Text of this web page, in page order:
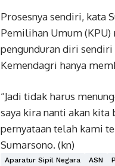
Prosesnya sendiri, kata
Pemilihan Umum (KPU)
pengunduran diri
Kemendagri hanya
“Jadi tidak harus
saya kira nanti akan kita
pernyataan telah kami
Sumarsono. (kn)
Aparatur Sipil Negara ASN